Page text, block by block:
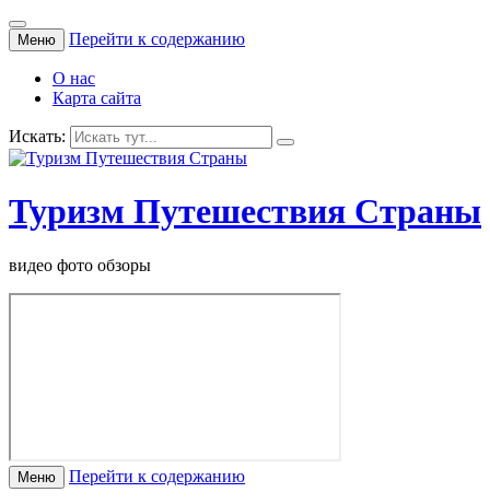
Меню Перейти к содержанию
О нас
Карта сайта
Искать:
Туризм Путешествия Страны
видео фото обзоры
Меню Перейти к содержанию